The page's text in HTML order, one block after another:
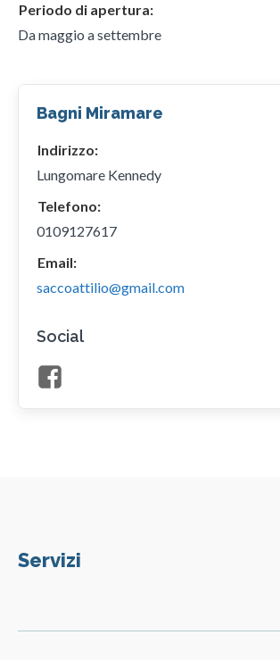
Periodo di apertura:
Da maggio a settembre
Bagni Miramare
Indirizzo:
Lungomare Kennedy
Telefono:
0109127617
Email:
saccoattilio@gmail.com
Social
Servizi